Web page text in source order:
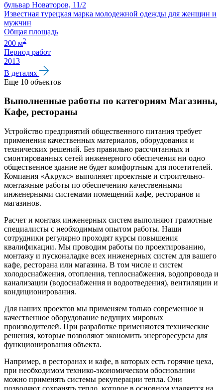
бульвар Новаторов, 11/2
Известная турецкая марка молодежной одежды для женщин и
мужчин
Общая площадь
200 м2
Период работ
2013
В деталях
Еще 10 объектов
Выполненные работы по категориям Магазины,
Кафе, рестораны
Устройство предприятий общественного питания требует
применения качественных материалов, оборудования и
технических решений. Без правильно рассчитанных и
смонтированных сетей инженерного обеспечения ни одно
общественное здание не будет комфортным для посетителей.
Компания «Акрукс» выполняет проектные и строительно-
монтажные работы по обеспечению качественными
инженерными системами помещений кафе, ресторанов и
магазинов.
Расчет и монтаж инженерных систем выполняют грамотные
специалисты с необходимым опытом работы. Наши
сотрудники регулярно проходят курсы повышения
квалификации. Мы проводим работы по проектированию,
монтажу и пусконаладке всех инженерных систем для вашего
кафе, ресторана или магазина. В том числе и систем
холодоснабжения, отопления, теплоснабжения, водопровода и
канализации (водоснабжения и водоотведения), вентиляции и
кондиционирования.
Для наших проектов мы применяем только современное и
качественное оборудование ведущих мировых
производителей. При разработке применяются технические
решения, которые позволяют экономить энергоресурсы для
функционирования объекта.
Например, в ресторанах и кафе, в которых есть горячие цеха,
при необходимом технико-экономическом обосновании
можно применять системы рекуперации тепла. Они